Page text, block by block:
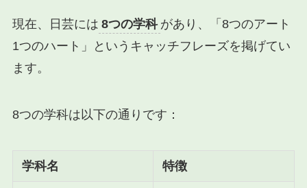
現在、日芸には 8つの学科 があり、「8つのアート
1つのハート」というキャッチフレーズを掲げてい
ます。
8つの学科は以下の通りです：
学科名 特徴